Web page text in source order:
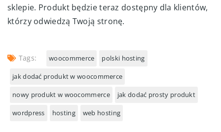
sklepie. Produkt będzie teraz dostępny dla klientów,
którzy odwiedzą Twoją stronę.
Tags: woocommerce polski hosting
jak dodać produkt w woocommerce
nowy produkt w woocommerce jak dodać prosty produkt
wordpress hosting web hosting